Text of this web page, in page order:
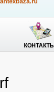
КОНТАКТЫ